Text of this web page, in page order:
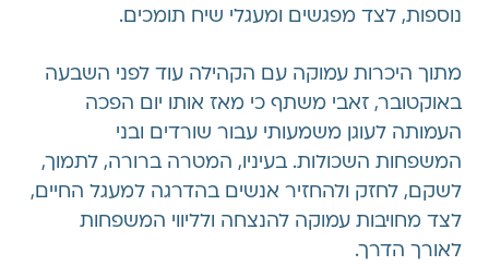
נוספות, לצד מפגשים ומעגלי שיח תומכים.
מתוך היכרות עמוקה עם הקהילה עוד לפני השבעה
באוקטובר, זאבי משתף כי מאז אותו יום הפכה
העמותה לעוגן משמעותי עבור שורדים ובני
המשפחות השכולות. בעיניו, המטרה ברורה, לתמוך,
לשקם, לחזק ולהחזיר אנשים בהדרגה למעגל החיים,
לצד מחויבות עמוקה להנצחה ולליווי המשפחות
לאורך הדרך.